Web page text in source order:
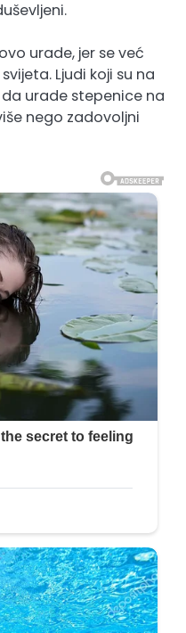
urade, jer se već
Ljudi koji su na
urade stepenice na
nego zadovoljni